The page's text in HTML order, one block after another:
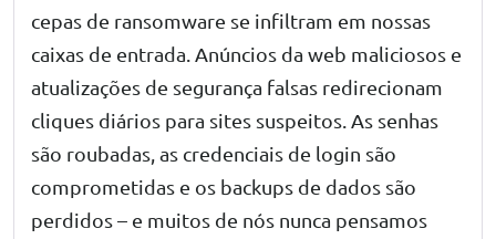
cepas de ransomware se infiltram em nossas
caixas de entrada. Anúncios da web maliciosos e
atualizações de segurança falsas redirecionam
cliques diários para sites suspeitos. As senhas
são roubadas, as credenciais de login são
comprometidas e os backups de dados são
perdidos – e muitos de nós nunca pensamos